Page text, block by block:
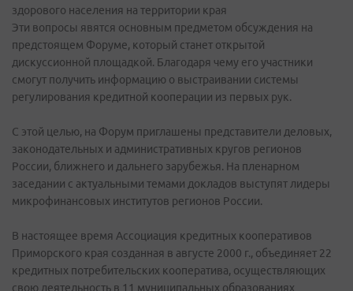
здорового населения на территории края
Эти вопросы явятся основным предметом обсуждения на
предстоящем Форуме, который станет открытой
дискуссионной площадкой. Благодаря чему его участники
смогут получить информацию о выстраивании системы
регулирования кредитной кооперации из первых рук.
С этой целью, на Форум приглашены представители деловых,
законодательных и административных кругов регионов
России, ближнего и дальнего зарубежья. На пленарном
заседании с актуальными темами докладов выступят лидеры
микрофинансовых институтов регионов России.
В настоящее время Ассоциация кредитных кооперативов
Приморского края созданная в августе 2000 г., объединяет 22
кредитных потребительских кооператива, осуществляющих
свою деятельность в 11 муниципальных образованиях